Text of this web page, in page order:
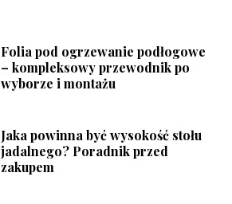
Folia pod ogrzewanie podłogowe
– kompleksowy przewodnik po
wyborze i montażu
Jaka powinna być wysokość stołu
jadalnego? Poradnik przed
zakupem